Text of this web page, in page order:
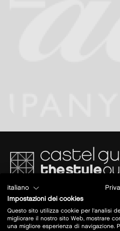
Via del Commercio 4/2
40023 Castel Guelfo di Bologna
A14 BO- AN
Uscita: Castel San Pietro Terme
italiano
Impostazioni dei cookies
Questo sito utilizza cookie per l'analisi
migliorare il nostro sito Web, mostrare
una migliore esperienza di navigazione.